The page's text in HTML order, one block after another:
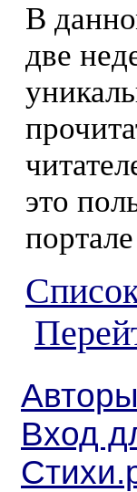
В
две
это
Авторы
Вход